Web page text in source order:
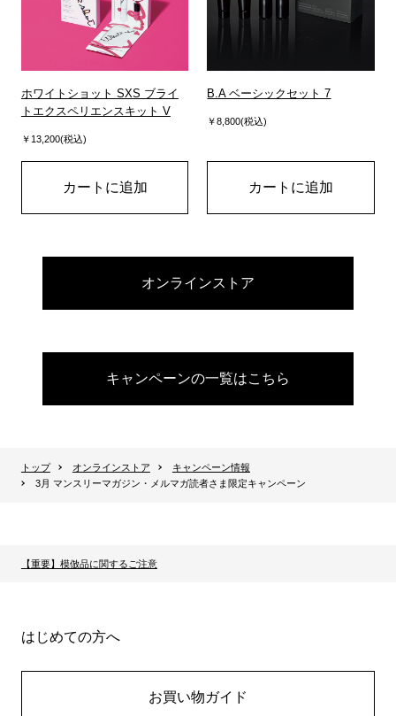
ホワイトショット SXS ブライ
トエクスペリエンスキット V
￥13,200(税込)
カートに追加
B.A ベーシックセット 7
￥8,800(税込)
カートに追加
オンラインストア
キャンペーンの一覧はこちら
トップ オンラインストア
キャンペーン情報
3月 マンスリーマガジン・メルマガ読者さま限定キャンペーン
【重要】模倣品に関するご注意
はじめての方へ
お買い物ガイド